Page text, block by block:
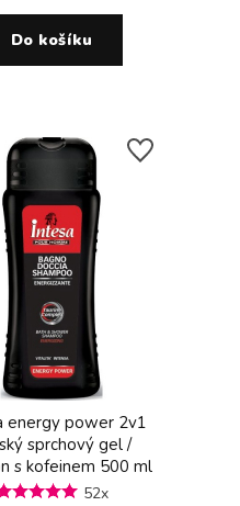
Do košíku
energy power 2v1
sprchový gel /
s kofeinem 500 ml
52x